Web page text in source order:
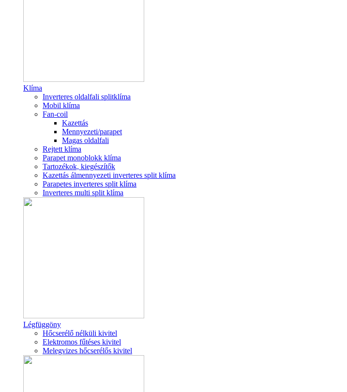
Klíma
Inverteres oldalfali splitklíma
Mobil klíma
Fan-coil
Kazettás
Mennyezeti/parapet
Magas oldalfali
Rejtett klíma
Parapet monoblokk klíma
Tartozékok, kiegészítők
Kazettás álmennyezeti inverteres split klíma
Parapetes inverteres split klíma
Inverteres multi split klíma
Légfüggöny
Hőcserélő nélküli kivitel
Elektromos fűtéses kivitel
Melegvizes hőcserélős kivitel